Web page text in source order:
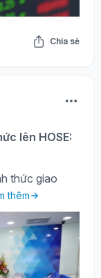
Chia sẻ
lên HOSE:
thức giao
thêm